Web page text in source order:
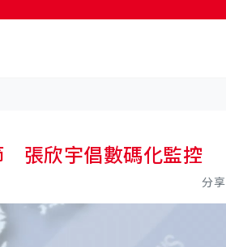
張欣宇倡數碼化監控
分享